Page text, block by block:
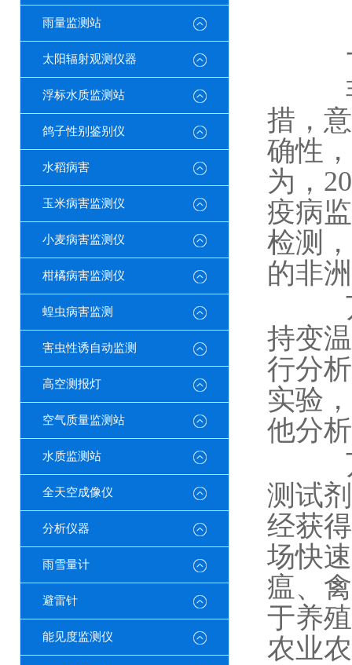
雨量监测站
太阳辐射观测仪器
浮标水质监测站
鸽子性别鉴别仪
水稻病害
玉米病害监测仪
小麦病害监测仪
柑橘病害监测仪
蝗虫病害监测
害虫性诱自动监测
高空测报灯
空气质量监测站
水质监测站
全天空成像仪
分析仪器
雨雪量计
避雷针
能见度监测仪
一
非
措，
确性
为，
疫病
检测
的非
万
持变
行分
实验
他分
万
测试
经获
场快
瘟、
于养
农业